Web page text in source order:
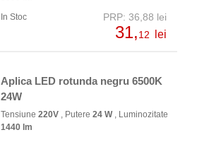
In Stoc PRP: 36,88 lei
31,12 lei
Aplica LED rotunda negru 6500K
24W
Tensiune 220V , Putere 24 W, Luminozitate
1440 lm